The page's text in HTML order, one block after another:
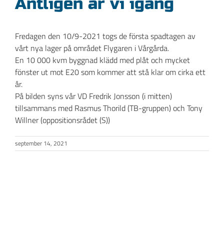
bild
Fredagen den 10/9-2021 togs de första spadtagen av
vårt nya lager på området Flygaren i Vårgårda.
En 10 000 kvm byggnad klädd med plåt och mycket
fönster ut mot E20 som kommer att stå klar om cirka ett
år.
På bilden syns vår VD Fredrik Jonsson (i mitten)
tillsammans med Rasmus Thorild (TB-gruppen) och Tony
Willner (oppositionsrådet (S))
september 14, 2021